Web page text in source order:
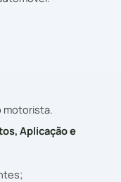
motorista.
Aplicação e